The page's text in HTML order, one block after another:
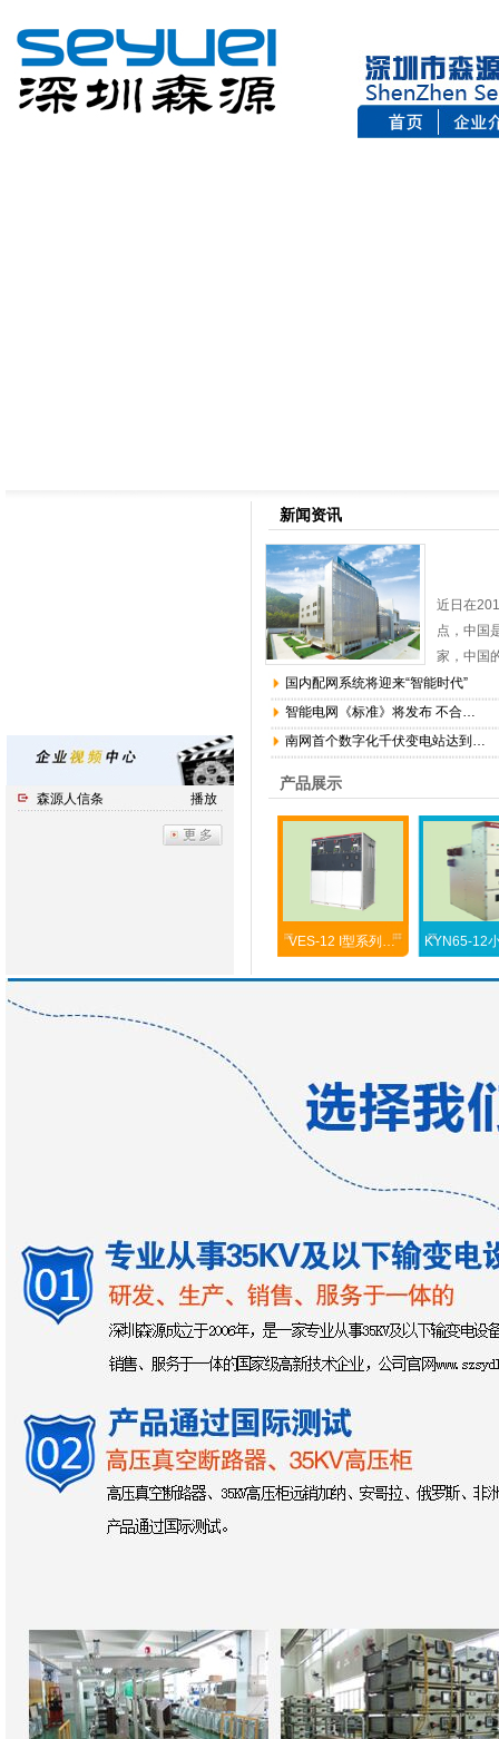
森源人信条 播放
新闻资讯
近日在
点，中国
家，中国
平，特高
当中。
国内知名
国内配网系统将迎来“智能时代”
智能电网《标准》将发布 不合…
南网首个数字化千伏变电站达到…
产品展示
VES-12 I型系列… KYN65-12